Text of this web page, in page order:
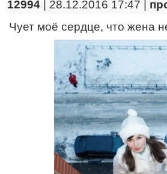
12994 | 28.12.2016 17:47 |
Чует моё сердце, что жена